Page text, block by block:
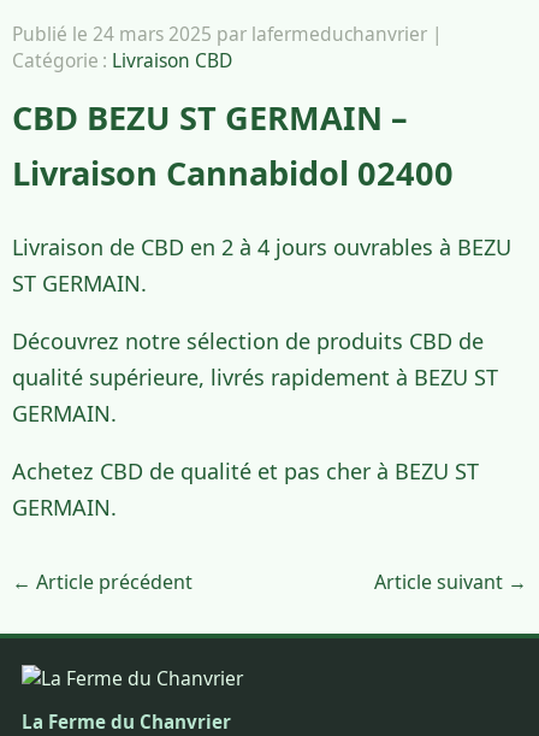
Publié le 24 mars 2025 par lafermeduchanvrier |
Catégorie : Livraison CBD
CBD BEZU ST GERMAIN –
Livraison Cannabidol 02400
Livraison de CBD en 2 à 4 jours ouvrables à BEZU
ST GERMAIN.
Découvrez notre sélection de produits CBD de
qualité supérieure, livrés rapidement à BEZU ST
GERMAIN.
Achetez CBD de qualité et pas cher à BEZU ST
GERMAIN.
← Article précédent Article suivant →
La Ferme du Chanvrier